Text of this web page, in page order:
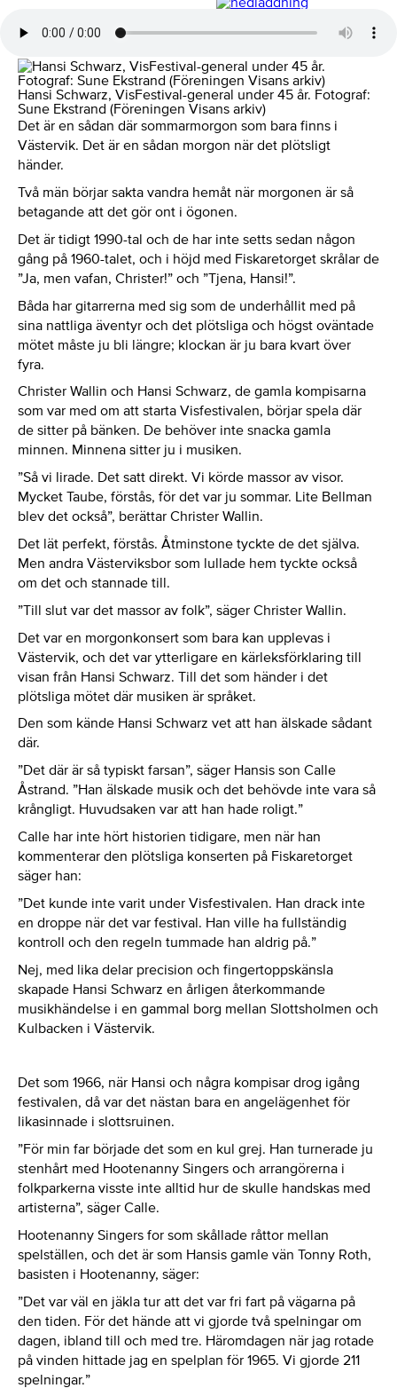
Hansi Schwarz, VisFestival-general under 45 år. Fotograf:
Sune Ekstrand (Föreningen Visans arkiv)
Det är en sådan där sommarmorgon som bara finns i
Västervik. Det är en sådan morgon när det plötsligt
händer.
Två män börjar sakta vandra hemåt när morgonen är så
betagande att det gör ont i ögonen.
Det är tidigt 1990-tal och de har inte setts sedan någon
gång på 1960-talet, och i höjd med Fiskaretorget skrålar de
”Ja, men vafan, Christer!” och ”Tjena, Hansi!”.
Båda har gitarrerna med sig som de underhållit med på
sina nattliga äventyr och det plötsliga och högst oväntade
mötet måste ju bli längre; klockan är ju bara kvart över
fyra.
Christer Wallin och Hansi Schwarz, de gamla kompisarna
som var med om att starta Visfestivalen, börjar spela där
de sitter på bänken. De behöver inte snacka gamla
minnen. Minnena sitter ju i musiken.
”Så vi lirade. Det satt direkt. Vi körde massor av visor.
Mycket Taube, förstås, för det var ju sommar. Lite Bellman
blev det också”, berättar Christer Wallin.
Det lät perfekt, förstås. Åtminstone tyckte de det själva.
Men andra Västerviksbor som lullade hem tyckte också
om det och stannade till.
”Till slut var det massor av folk”, säger Christer Wallin.
Det var en morgonkonsert som bara kan upplevas i
Västervik, och det var ytterligare en kärleksförklaring till
visan från Hansi Schwarz. Till det som händer i det
plötsliga mötet där musiken är språket.
Den som kände Hansi Schwarz vet att han älskade sådant
där.
”Det där är så typiskt farsan”, säger Hansis son Calle
Åstrand. ”Han älskade musik och det behövde inte vara så
krångligt. Huvudsaken var att han hade roligt.”
Calle har inte hört historien tidigare, men när han
kommenterar den plötsliga konserten på Fiskaretorget
säger han:
”Det kunde inte varit under Visfestivalen. Han drack inte
en droppe när det var festival. Han ville ha fullständig
kontroll och den regeln tummade han aldrig på.”
Nej, med lika delar precision och fingertoppskänsla
skapade Hansi Schwarz en årligen återkommande
musikhändelse i en gammal borg mellan Slottsholmen och
Kulbacken i Västervik.
Det som 1966, när Hansi och några kompisar drog igång
festivalen, då var det nästan bara en angelägenhet för
likasinnade i slottsruinen.
”För min far började det som en kul grej. Han turnerade ju
stenhårt med Hootenanny Singers och arrangörerna i
folkparkerna visste inte alltid hur de skulle handskas med
artisterna”, säger Calle.
Hootenanny Singers for som skållade råttor mellan
spelställen, och det är som Hansis gamle vän Tonny Roth,
basisten i Hootenanny, säger:
”Det var väl en jäkla tur att det var fri fart på vägarna på
den tiden. För det hände att vi gjorde två spelningar om
dagen, ibland till och med tre. Häromdagen när jag rotade
på vinden hittade jag en spelplan för 1965. Vi gjorde 211
spelningar.”